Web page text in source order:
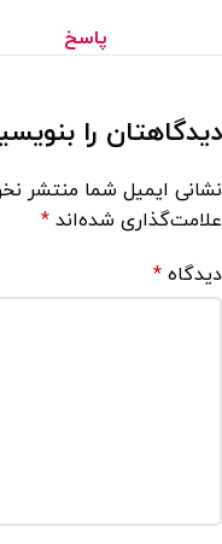
پاسخ
دیدگاهتان را
نشانی ایمیل شما منتشر
علامت‌گذاری شده‌اند *
دیدگاه *